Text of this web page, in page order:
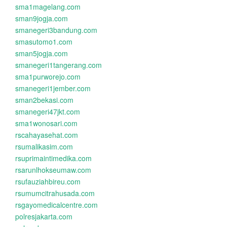
sma1magelang.com
sman9jogja.com
smanegeri3bandung.com
smasutomo1.com
sman5jogja.com
smanegeri1tangerang.com
sma1purworejo.com
smanegeri1jember.com
sman2bekasi.com
smanegeri47jkt.com
sma1wonosari.com
rscahayasehat.com
rsumalikasim.com
rsuprimaintimedika.com
rsarunlhokseumaw.com
rsufauziahbireu.com
rsumumcitrahusada.com
rsgayomedicalcentre.com
polresjakarta.com